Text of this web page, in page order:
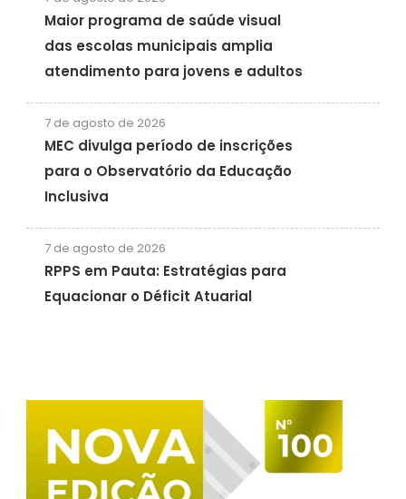
Maior programa de saúde visual
das escolas municipais amplia
atendimento para jovens e adultos
7 de agosto de 2026
MEC divulga período de inscrições
para o Observatório da Educação
Inclusiva
7 de agosto de 2026
RPPS em Pauta: Estratégias para
Equacionar o Déficit Atuarial